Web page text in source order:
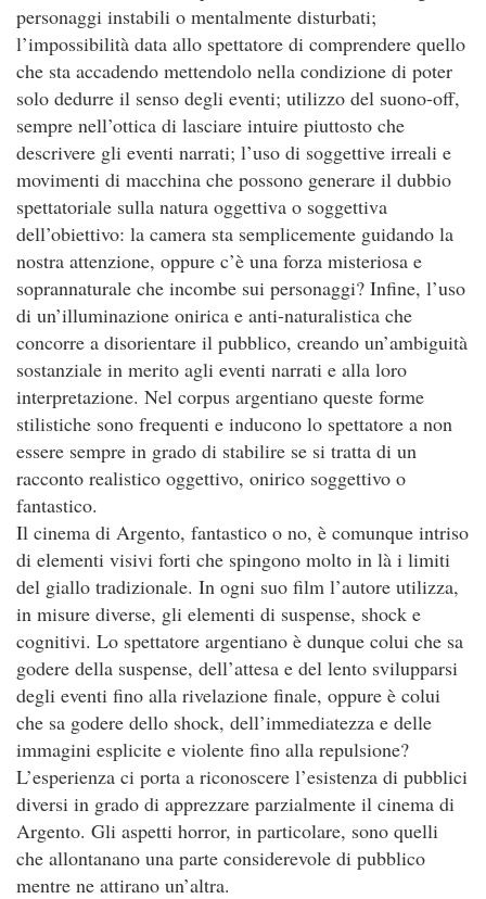
personaggi instabili o mentalmente disturbati;
l’impossibilità data allo spettatore di comprendere quello
che sta accadendo mettendolo nella condizione di poter
solo dedurre il senso degli eventi; utilizzo del suono-off,
sempre nell’ottica di lasciare intuire piuttosto che
descrivere gli eventi narrati; l’uso di soggettive irreali e
movimenti di macchina che possono generare il dubbio
spettatoriale sulla natura oggettiva o soggettiva
dell’obiettivo: la camera sta semplicemente guidando la
nostra attenzione, oppure c’è una forza misteriosa e
soprannaturale che incombe sui personaggi? Infine, l’uso
di un’illuminazione onirica e anti-naturalistica che
concorre a disorientare il pubblico, creando un’ambiguità
sostanziale in merito agli eventi narrati e alla loro
interpretazione. Nel corpus argentiano queste forme
stilistiche sono frequenti e inducono lo spettatore a non
essere sempre in grado di stabilire se si tratta di un
racconto realistico oggettivo, onirico soggettivo o
fantastico.
Il cinema di Argento, fantastico o no, è comunque intriso
di elementi visivi forti che spingono molto in là i limiti
del giallo tradizionale. In ogni suo film l’autore utilizza,
in misure diverse, gli elementi di suspense, shock e
cognitivi. Lo spettatore argentiano è dunque colui che sa
godere della suspense, dell’attesa e del lento svilupparsi
degli eventi fino alla rivelazione finale, oppure è colui
che sa godere dello shock, dell’immediatezza e delle
immagini esplicite e violente fino alla repulsione?
L’esperienza ci porta a riconoscere l’esistenza di pubblici
diversi in grado di apprezzare parzialmente il cinema di
Argento. Gli aspetti horror, in particolare, sono quelli
che allontanano una parte considerevole di pubblico
mentre ne attirano un’altra.